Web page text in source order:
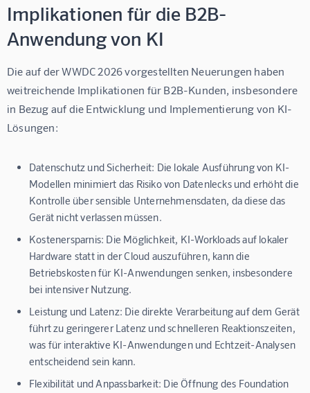
Implikationen für die B2B-
Anwendung von KI
Die auf der WWDC 2026 vorgestellten Neuerungen haben
weitreichende Implikationen für B2B-Kunden, insbesondere
in Bezug auf die Entwicklung und Implementierung von KI-
Lösungen:
Datenschutz und Sicherheit: Die lokale Ausführung von KI-
Modellen minimiert das Risiko von Datenlecks und erhöht die
Kontrolle über sensible Unternehmensdaten, da diese das
Gerät nicht verlassen müssen.
Kostenersparnis: Die Möglichkeit, KI-Workloads auf lokaler
Hardware statt in der Cloud auszuführen, kann die
Betriebskosten für KI-Anwendungen senken, insbesondere
bei intensiver Nutzung.
Leistung und Latenz: Die direkte Verarbeitung auf dem Gerät
führt zu geringerer Latenz und schnelleren Reaktionszeiten,
was für interaktive KI-Anwendungen und Echtzeit-Analysen
entscheidend sein kann.
Flexibilität und Anpassbarkeit: Die Öffnung des Foundation